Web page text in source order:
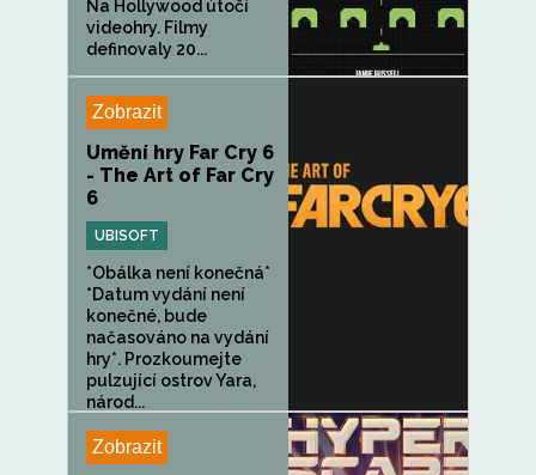
Na Hollywood útočí
videohry. Filmy
definovaly 20...
Zobrazit
Umění hry Far Cry 6
- The Art of Far Cry
6
UBISOFT
*Obálka není konečná*
*Datum vydání není
konečné, bude
načasováno na vydání
hry*. Prozkoumejte
pulzující ostrov Yara,
národ...
Zobrazit